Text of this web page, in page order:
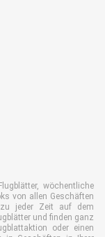
wöchentliche
von allen Geschäften
jeder Zeit auf dem
und finden ganz
oder einen